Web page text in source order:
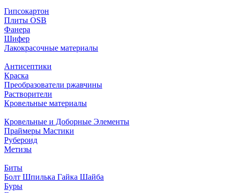
Гипсокартон
Плиты ОSB
Фанера
Шифер
Лакокрасочные материалы
Антисептики
Краска
Преобразователи ржавчины
Растворители
Кровельные материалы
Кровельные и Доборные Элементы
Праймеры Мастики
Рубероид
Метизы
Биты
Болт Шпилька Гайка Шайба
Буры